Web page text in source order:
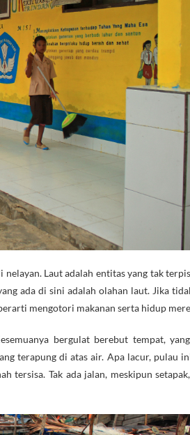
Laut adalah entitas yang tak
ada di sini adalah olahan laut. Jika
mengotori makanan serta hidup
bergulat berebut tempat,
terapung di atas air. Apa lacur, pulau
tersisa. Tak ada jalan, meskipun